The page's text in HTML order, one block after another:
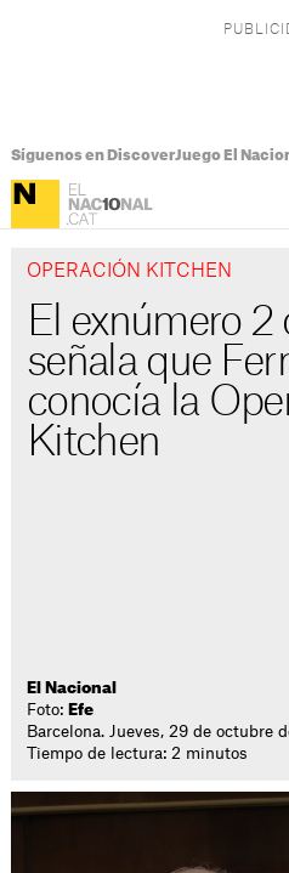
Síguenos en DiscoverJuego El
OPERACIÓN KITCHEN
El exnúmero 2
señala que
conocía la
Kitchen
El Nacional
Foto: Efe
Barcelona. Jueves, 29 de octubre
Tiempo de lectura: 2 minutos